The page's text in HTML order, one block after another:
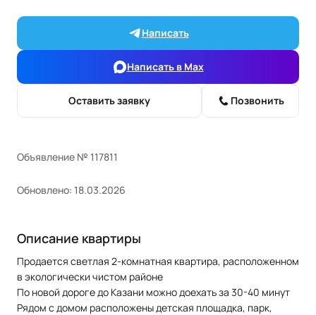
Написать
Написать в Max
Оставить заявку Позвонить
Объявление № 117811
Обновлено: 18.03.2026
Описание квартиры
Продается светлая 2-комнатная квартира, расположенном
в экологически чистом районе
По новой дороге до Казани можно доехать за 30-40 минут
Рядом с домом расположены детская площадка, парк,